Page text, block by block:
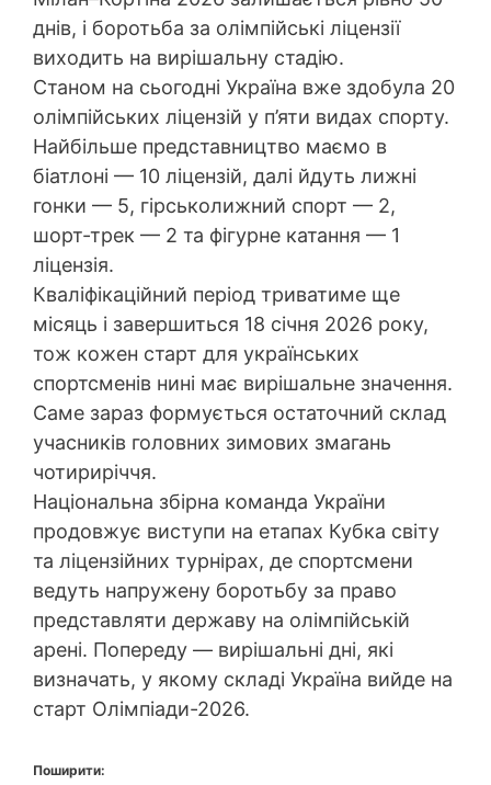
днів, і боротьба за олімпійські ліцензії
виходить на вирішальну стадію.
Станом на сьогодні Україна вже здобула 20
олімпійських ліцензій у п’яти видах спорту.
Найбільше представництво маємо в
біатлоні — 10 ліцензій, далі йдуть лижні
гонки — 5, гірськолижний спорт — 2,
шорт-трек — 2 та фігурне катання — 1
ліцензія.
Кваліфікаційний період триватиме ще
місяць і завершиться 18 січня 2026 року,
тож кожен старт для українських
спортсменів нині має вирішальне значення.
Саме зараз формується остаточний склад
учасників головних зимових змагань
чотириріччя.
Національна збірна команда України
продовжує виступи на етапах Кубка світу
та ліцензійних турнірах, де спортсмени
ведуть напружену боротьбу за право
представляти державу на олімпійській
арені. Попереду — вирішальні дні, які
визначать, у якому складі Україна вийде на
старт Олімпіади-2026.
Поширити: